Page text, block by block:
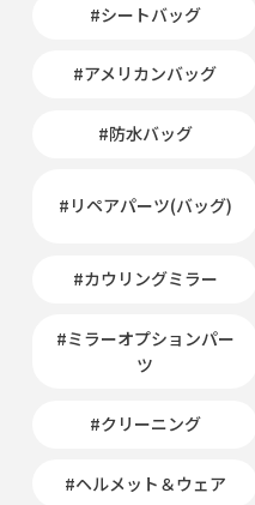
#シートバッグ
#アメリカンバッグ
#防水バッグ
#リペアパーツ(バッグ)
#カウリングミラー
#ミラーオプションパー
ツ
#クリーニング
#ヘルメット＆ウェア